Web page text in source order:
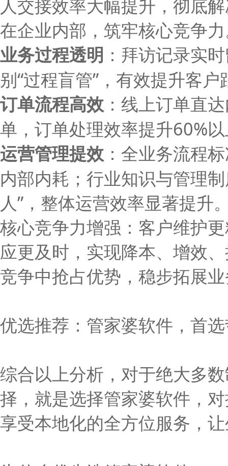
人交接效率大幅提升，彻底
在企业内部，筑牢核心竞争
业务过程透明 ：拜访记录实
别“过程盲管”，有效提升客
订单流程高效 ：线上订单直
单，订单处理效率提升60%
运营管理提效 ：全业务流程
内部内耗；行业知识与管理
人”，整体运营效率显著提升
核心竞争力增强 ：客户维护
应更及时，实现降本、增效
竞争中抢占优势，稳步拓展
优选推荐：管家婆软件，首
综合以上分析，对于绝大多
择，就是选择管家婆软件，
享受本地化的全方位服务，